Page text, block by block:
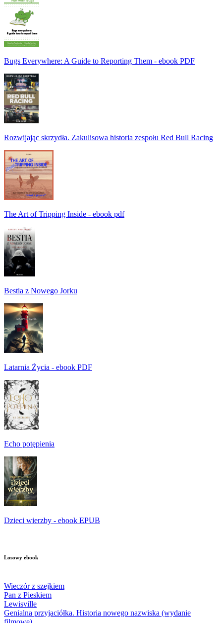
Bugs Everywhere: A Guide to Reporting Them - ebook PDF
Rozwijając skrzydła. Zakulisowa historia zespołu Red Bull Racing
The Art of Tripping Inside - ebook pdf
Bestia z Nowego Jorku
Latarnia Życia - ebook PDF
Echo potępienia
Dzieci wierzby - ebook EPUB
Losowy ebook
Wieczór z szejkiem
Pan z Pieskiem
Lewisville
Genialna przyjaciółka. Historia nowego nazwiska (wydanie